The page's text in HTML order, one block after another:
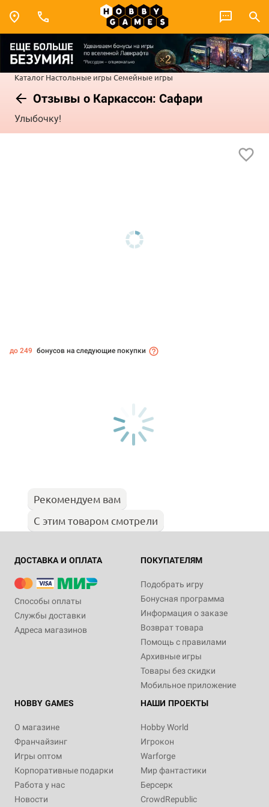
Каталог Настольные игры Семейные игры
Отзывы о Каркассон: Сафари
Улыбочку!
до 249 бонусов на следующие покупки
Рекомендуем вам
С этим товаром смотрели
ДОСТАВКА И ОПЛАТА
Способы оплаты
Службы доставки
Адреса магазинов
ПОКУПАТЕЛЯМ
Подобрать игру
Бонусная программа
Информация о заказе
Возврат товара
Помощь с правилами
Архивные игры
Товары без скидки
Мобильное приложение
HOBBY GAMES
О магазине
Франчайзинг
Игры оптом
Корпоративные подарки
Работа у нас
Новости
НАШИ ПРОЕКТЫ
Hobby World
Игрокон
Warforge
Мир фантастики
Берсерк
CrowdRepublic